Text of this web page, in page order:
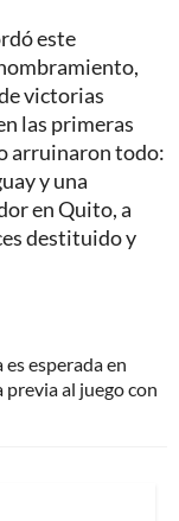
este
victorias
las primeras
arruinaron todo:
y una
en Quito, a
destituido y
esperada en
previa al juego con